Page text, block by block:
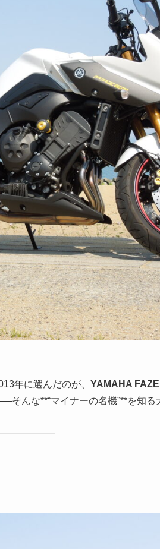
年に選んだのが、 YAMAHA
んな**“マイナーの名機”**を知る